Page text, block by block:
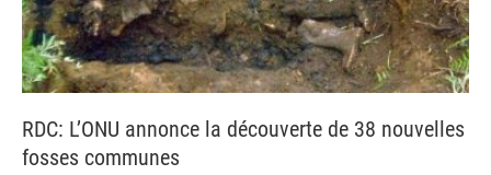
RDC: L’ONU annonce la découverte de 38 nouvelles
fosses communes